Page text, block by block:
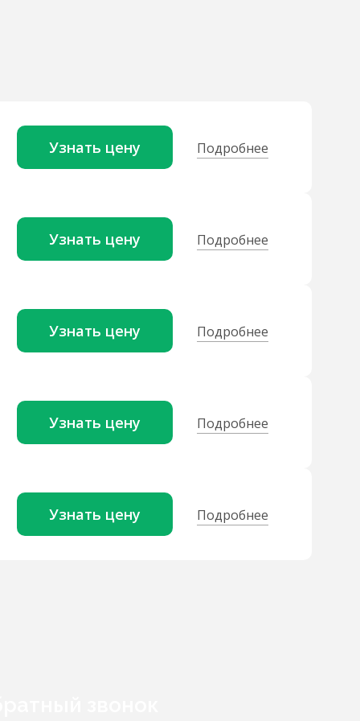
Узнать цену Подробнее
Узнать цену Подробнее
Узнать цену Подробнее
Узнать цену Подробнее
Узнать цену Подробнее